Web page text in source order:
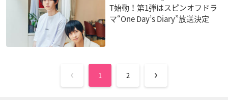
T始動！第1弾はスピンオフドラ
マ“One Day’s Diary”放送決定
1 2